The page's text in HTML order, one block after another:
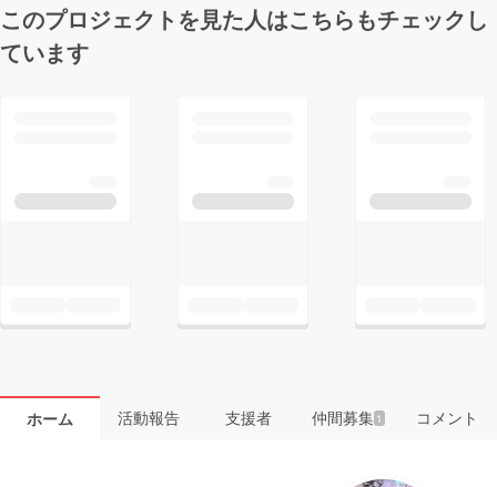
このプロジェクトを見た人はこちらもチェックし
ています
ホーム 活動報告 支援者 仲間募集 1 コメント